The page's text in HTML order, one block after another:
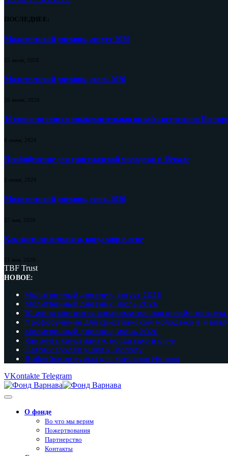
ПОСЛЕДНЕЕ:
Молитвенный дневник, август 2026
25 июля, 2026
Молитвенный дневник, июль 2026
26 июня, 2026
10 июня состоится ознакомительная онлайн-встреча по
8 июня, 2026
Профобучение для христианской молодежи в Непале
5 июня, 2026
Молитвенный дневник, июнь 2026
27 мая, 2026
Как жить христианам, когда мир в огне
21 мая, 2026
TBF Trust
НОВОЕ:
Молитвенный дневник, август 2026
Молитвенный дневник, июль 2026
10 июня состоится ознакомительная онлайн-
Профобучение для христианской молодежи в
Молитвенный дневник, июнь 2026
Как жить христианам, когда мир в огне
Патрик Сухдео ушел к Господу
Библейские курсы для христиан Непала
VKontakte Telegram
О фонде
Во что мы верим
Пожертвования
Партнерство
Контакты